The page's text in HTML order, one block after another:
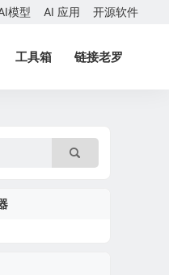
模型 AI 应用 开源软件
工具箱 链接老罗